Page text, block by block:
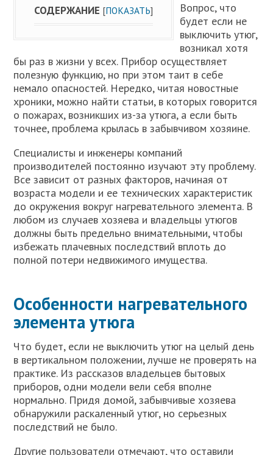
СОДЕРЖАНИЕ [ПОКАЗАТЬ]
Вопрос, что
будет если не
выключить утюг,
возникал хотя
бы раз в жизни у всех. Прибор осуществляет
полезную функцию, но при этом таит в себе
немало опасностей. Нередко, читая новостные
хроники, можно найти статьи, в которых говорится
о пожарах, возникших из-за утюга, а если быть
точнее, проблема крылась в забывчивом хозяине.
Специалисты и инженеры компаний
производителей постоянно изучают эту проблему.
Все зависит от разных факторов, начиная от
возраста модели и ее технических характеристик
до окружения вокруг нагревательного элемента. В
любом из случаев хозяева и владельцы утюгов
должны быть предельно внимательными, чтобы
избежать плачевных последствий вплоть до
полной потери недвижимого имущества.
Особенности нагревательного
элемента утюга
Что будет, если не выключить утюг на целый день
в вертикальном положении, лучше не проверять на
практике. Из рассказов владельцев бытовых
приборов, одни модели вели себя вполне
нормально. Придя домой, забывчивые хозяева
обнаружили раскаленный утюг, но серьезных
последствий не было.
Другие пользователи отмечают, что оставили